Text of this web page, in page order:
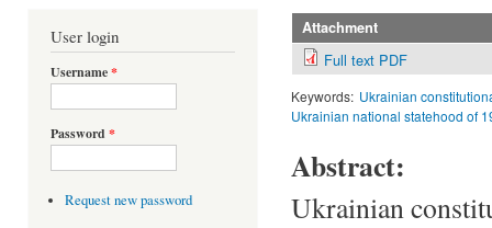
User login
Username*
Password *
Request new password
Attachment
Full text PDF
Keywords: Ukrainian
Ukrainian national statehood of
Abstract:
Ukrainian